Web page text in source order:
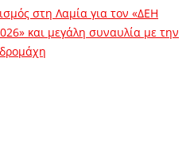
στη Λαμία για τον «ΔΕΗ
και μεγάλη συναυλία με την